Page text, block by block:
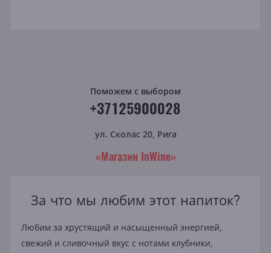
Поможем с выбором
+37125900028
ул. Сколас 20, Рига
«Магазин InWine»
За что мы любим этот напиток?
Любим за хрустящий и насыщенный энергией,
свежий и сливочный вкус с нотами клубники,